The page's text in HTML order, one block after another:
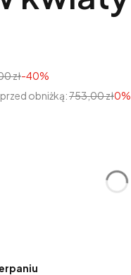
zł-40%
obniżką:753,00 zł0%